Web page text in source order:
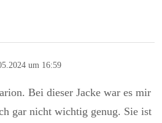
um 16:59
Bei dieser Jacke war es mir
gar nicht wichtig genug. Sie ist